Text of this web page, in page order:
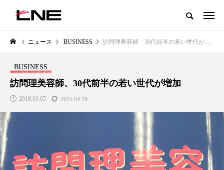
グローバルビューティ＆ヘルスケアビジネス誌
LIFESTYLE BUSINESS
ニュース BUSINESS 訪問理美容師、30代前半の若い世代が増加
BUSINESS
訪問理美容師、30代前半の若い世代が増加
2018.03.05 2025.04.19